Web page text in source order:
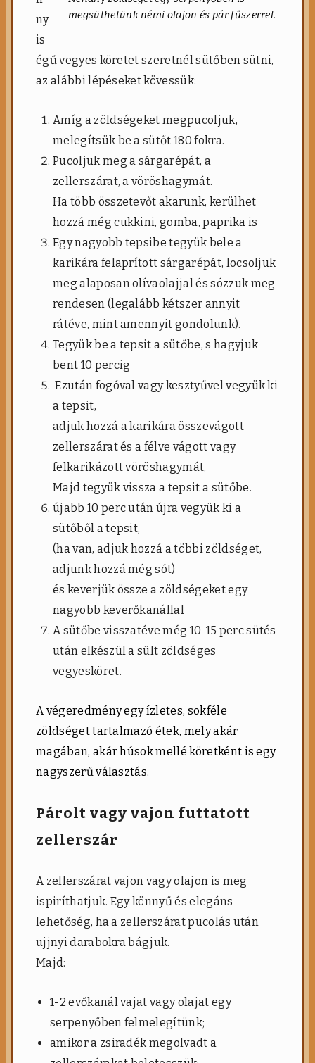
megsüthetünk némi olajon és pár fűszerrel.
ny
is
égű vegyes köretet szeretnél sütőben sütni,
az alábbi lépéseket kövessük:
Amíg a zöldségeket megpucoljuk,
melegítsük be a sütőt 180 fokra.
Pucoljuk meg a sárgarépát, a
zellerszárat, a vöröshagymát.
Ha több összetevőt akarunk, kerülhet
hozzá még cukkini, gomba, paprika is
Egy nagyobb tepsibe tegyük bele a
karikára felaprított sárgarépát, locsoljuk
meg alaposan olívaolajjal és sózzuk meg
rendesen (legalább kétszer annyit
rátéve, mint amennyit gondolunk).
Tegyük be a tepsit a sütőbe, s hagyjuk
bent 10 percig
Ezután fogóval vagy kesztyűvel vegyük ki
a tepsit,
adjuk hozzá a karikára összevágott
zellerszárat és a félve vágott vagy
felkarikázott vöröshagymát,
Majd tegyük vissza a tepsit a sütőbe.
újabb 10 perc után újra vegyük ki a
sütőből a tepsit,
(ha van, adjuk hozzá a többi zöldséget,
adjunk hozzá még sót)
és keverjük össze a zöldségeket egy
nagyobb keverőkanállal
A sütőbe visszatéve még 10-15 perc sütés
után elkészül a sült zöldséges
vegyesköret.
A végeredmény egy ízletes, sokféle
zöldséget tartalmazó étek, mely akár
magában, akár húsok mellé köretként is egy
nagyszerű választás.
Párolt vagy vajon futtatott
zellerszár
A zellerszárat vajon vagy olajon is meg
ispiríthatjuk. Egy könnyű és elegáns
lehetőség, ha a zellerszárat pucolás után
ujjnyi darabokra bágjuk.
Majd:
1-2 evőkanál vajat vagy olajat egy
serpenyőben felmelegítünk;
amikor a zsiradék megolvadt a